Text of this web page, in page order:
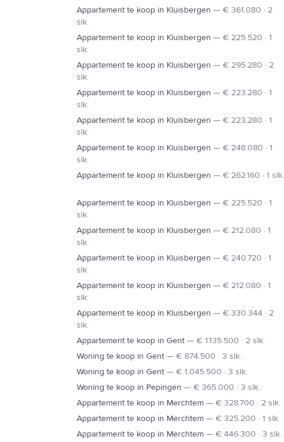
Appartement te koop in Kluisbergen — € 361.080 · 2
slk.
Appartement te koop in Kluisbergen — € 225.520 · 1
slk.
Appartement te koop in Kluisbergen — € 295.280 · 2
slk.
Appartement te koop in Kluisbergen — € 223.280 · 1
slk.
Appartement te koop in Kluisbergen — € 223.280 · 1
slk.
Appartement te koop in Kluisbergen — € 248.080 · 1
slk.
Appartement te koop in Kluisbergen — € 262.160 · 1 slk.
Appartement te koop in Kluisbergen — € 225.520 · 1
slk.
Appartement te koop in Kluisbergen — € 212.080 · 1
slk.
Appartement te koop in Kluisbergen — € 240.720 · 1
slk.
Appartement te koop in Kluisbergen — € 212.080 · 1
slk.
Appartement te koop in Kluisbergen — € 330.344 · 2
slk.
Appartement te koop in Gent — € 1.135.500 · 2 slk.
Woning te koop in Gent — € 874.500 · 3 slk.
Woning te koop in Gent — € 1.045.500 · 3 slk.
Woning te koop in Pepingen — € 365.000 · 3 slk.
Appartement te koop in Merchtem — € 328.700 · 2 slk.
Appartement te koop in Merchtem — € 325.200 · 1 slk.
Appartement te koop in Merchtem — € 446.300 · 3 slk.